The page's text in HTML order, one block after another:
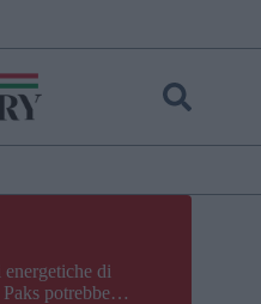
di
potrebbe